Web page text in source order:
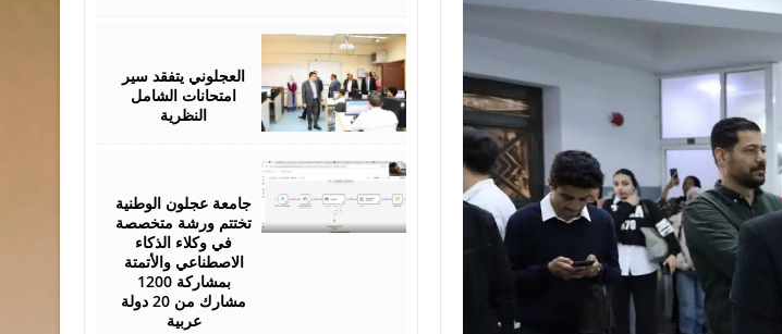
العجلوني يتفقد سير
امتحانات الشامل
النظرية
جامعة عجلون الوطنية
تختتم ورشة متخصصة
في وكلاء الذكاء
الاصطناعي والأتمتة
بمشاركة 1200
مشارك من 20 دولة
عربية